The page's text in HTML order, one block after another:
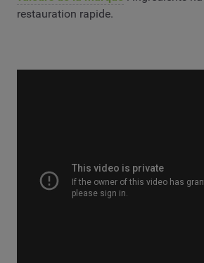
restauration rapide.